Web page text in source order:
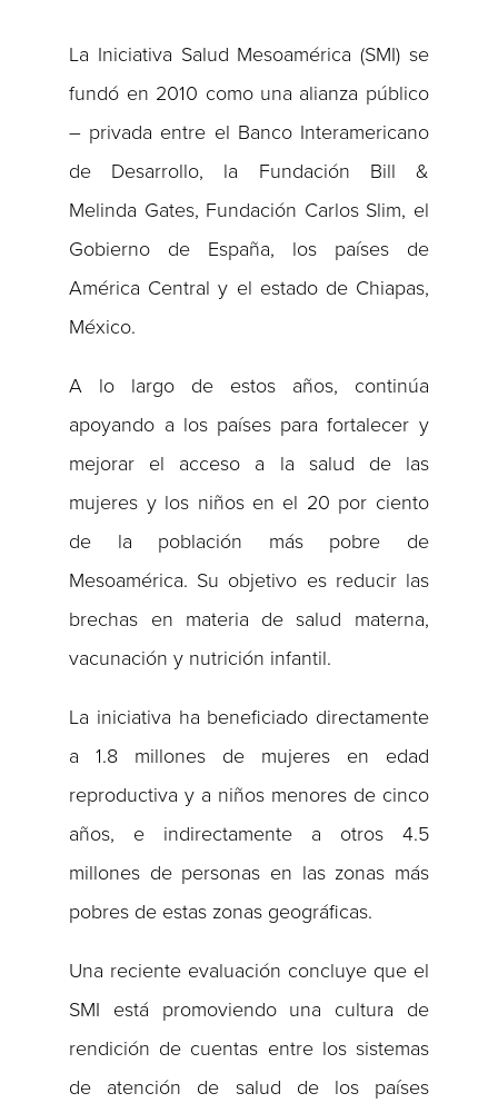
La Iniciativa Salud Mesoamérica (SMI) se
fundó en 2010 como una alianza público
– privada entre el Banco Interamericano
de Desarrollo, la Fundación Bill &
Melinda Gates, Fundación Carlos Slim, el
Gobierno de España, los países de
América Central y el estado de Chiapas,
México.
A lo largo de estos años, continúa
apoyando a los países para fortalecer y
mejorar el acceso a la salud de las
mujeres y los niños en el 20 por ciento
de la población más pobre de
Mesoamérica. Su objetivo es reducir las
brechas en materia de salud materna,
vacunación y nutrición infantil.
La iniciativa ha beneficiado directamente
a 1.8 millones de mujeres en edad
reproductiva y a niños menores de cinco
años, e indirectamente a otros 4.5
millones de personas en las zonas más
pobres de estas zonas geográficas.
Una reciente evaluación concluye que el
SMI está promoviendo una cultura de
rendición de cuentas entre los sistemas
de atención de salud de los países